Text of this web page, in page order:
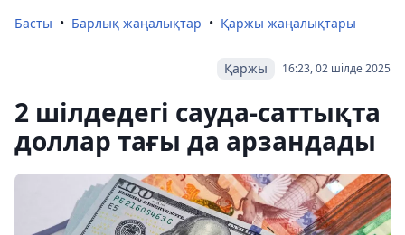
Басты Барлық жаңалықтар Қаржы жаңалықтары
16:23, 02 шілде 2025
Қаржы
2 шілдедегі сауда-саттықта
доллар тағы да арзандады